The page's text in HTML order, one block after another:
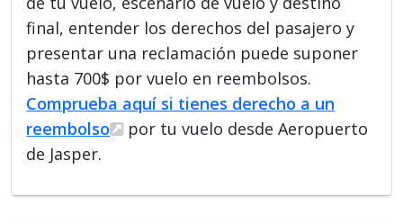
final, entender los derechos del pasajero y
presentar una reclamación puede suponer
hasta 700$ por vuelo en reembolsos.
Comprueba aquí si tienes derecho a un
reembolso
por tu vuelo desde Aeropuerto
de Jasper.